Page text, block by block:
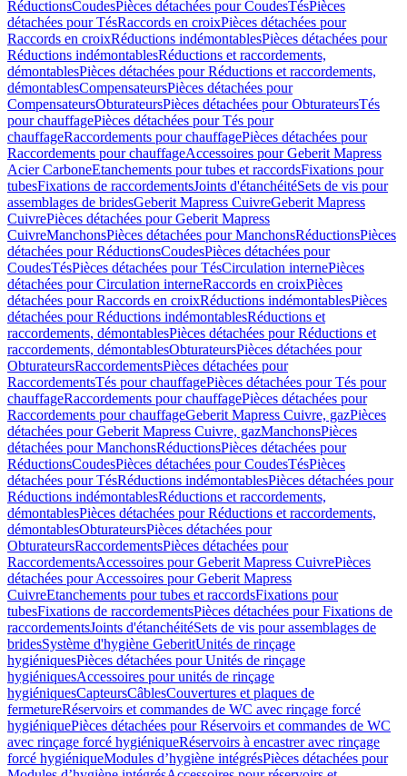
RéductionsCoudesPièces détachées pour CoudesTésPièces
détachées pour TésRaccords en croixPièces détachées pour
Raccords en croixRéductions indémontablesPièces détachées pour
Réductions indémontablesRéductions et raccordements,
démontablesPièces détachées pour Réductions et raccordements,
démontablesCompensateursPièces détachées pour
CompensateursObturateursPièces détachées pour ObturateursTés
pour chauffagePièces détachées pour Tés pour
chauffageRaccordements pour chauffagePièces détachées pour
Raccordements pour chauffageAccessoires pour Geberit Mapress
Acier CarboneEtanchements pour tubes et raccordsFixations pour
tubesFixations de raccordementsJoints d'étanchéitéSets de vis pour
assemblages de bridesGeberit Mapress CuivreGeberit Mapress
CuivrePièces détachées pour Geberit Mapress
CuivreManchonsPièces détachées pour ManchonsRéductionsPièces
détachées pour RéductionsCoudesPièces détachées pour
CoudesTésPièces détachées pour TésCirculation internePièces
détachées pour Circulation interneRaccords en croixPièces
détachées pour Raccords en croixRéductions indémontablesPièces
détachées pour Réductions indémontablesRéductions et
raccordements, démontablesPièces détachées pour Réductions et
raccordements, démontablesObturateursPièces détachées pour
ObturateursRaccordementsPièces détachées pour
RaccordementsTés pour chauffagePièces détachées pour Tés pour
chauffageRaccordements pour chauffagePièces détachées pour
Raccordements pour chauffageGeberit Mapress Cuivre, gazPièces
détachées pour Geberit Mapress Cuivre, gazManchonsPièces
détachées pour ManchonsRéductionsPièces détachées pour
RéductionsCoudesPièces détachées pour CoudesTésPièces
détachées pour TésRéductions indémontablesPièces détachées pour
Réductions indémontablesRéductions et raccordements,
démontablesPièces détachées pour Réductions et raccordements,
démontablesObturateursPièces détachées pour
ObturateursRaccordementsPièces détachées pour
RaccordementsAccessoires pour Geberit Mapress CuivrePièces
détachées pour Accessoires pour Geberit Mapress
CuivreEtanchements pour tubes et raccordsFixations pour
tubesFixations de raccordementsPièces détachées pour Fixations de
raccordementsJoints d'étanchéitéSets de vis pour assemblages de
bridesSystème d'hygiène GeberitUnités de rinçage
hygiéniquesPièces détachées pour Unités de rinçage
hygiéniquesAccessoires pour unités de rinçage
hygiéniquesCapteursCâblesCouvertures et plaques de
fermetureRéservoirs et commandes de WC avec rinçage forcé
hygiéniquePièces détachées pour Réservoirs et commandes de WC
avec rinçage forcé hygiéniqueRéservoirs à encastrer avec rinçage
forcé hygiéniqueModules d’hygiène intégrésPièces détachées pour